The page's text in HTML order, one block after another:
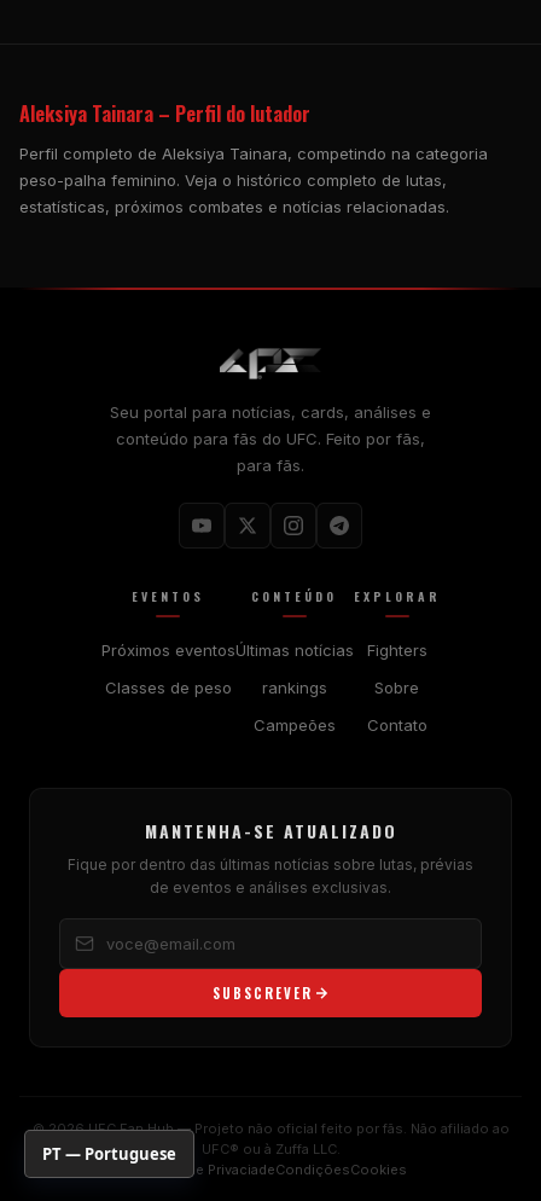
Aleksiya Tainara – Perfil do lutador
Perfil completo de Aleksiya Tainara, competindo na categoria
peso-palha feminino. Veja o histórico completo de lutas,
estatísticas, próximos combates e notícias relacionadas.
Seu portal para notícias, cards, análises e
conteúdo para fãs do UFC. Feito por fãs,
para fãs.
EVENTOS
Próximos eventos
Classes de peso
CONTEÚDO
Últimas notícias
rankings
Campeões
EXPLORAR
Fighters
Sobre
Contato
MANTENHA-SE ATUALIZADO
Fique por dentro das últimas notícias sobre lutas, prévias
de eventos e análises exclusivas.
SUBSCREVER
© 2026 UFC Fan Hub — Projeto não oficial feito por fãs. Não afiliado ao
UFC® ou à Zuffa LLC.
Política de PrivaciadeCondiçõesCookies
PT — Portuguese